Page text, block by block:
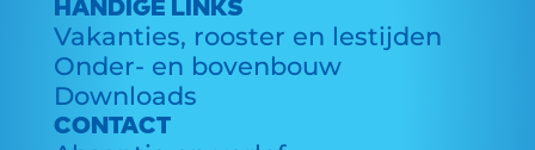
HANDIGE LINKS
Vakanties, rooster en lestijden
Onder- en bovenbouw
Downloads
CONTACT